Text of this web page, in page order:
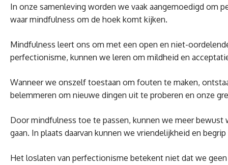
In onze samenleving worden we vaak aangemoedigd om
waar mindfulness om de hoek komt kijken.
Mindfulness leert ons om met een open en niet-
perfectionisme, kunnen we leren om mildheid en
Wanneer we onszelf toestaan ​​om fouten te maken,
belemmeren om nieuwe dingen uit te proberen en onze
Door mindfulness toe te passen, kunnen we meer
gaan. In plaats daarvan kunnen we vriendelijkheid en
Het loslaten van perfectionisme betekent niet dat we